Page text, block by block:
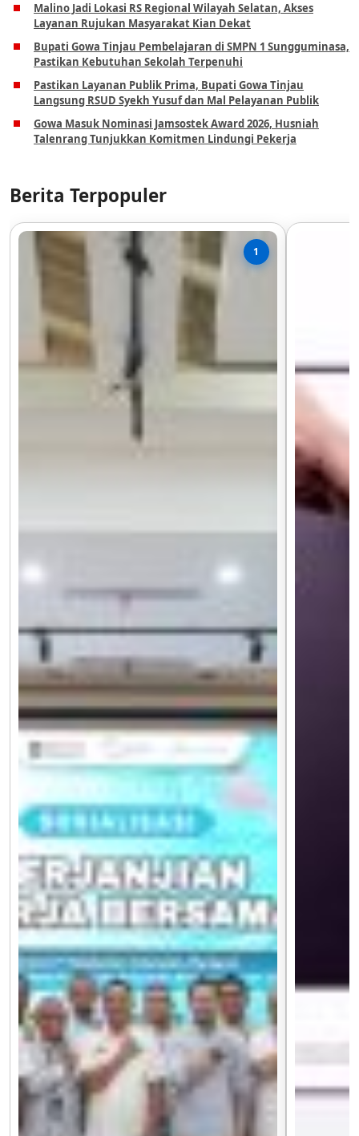
Malino Jadi Lokasi RS Regional Wilayah Selatan, Akses
Layanan Rujukan Masyarakat Kian Dekat
Bupati Gowa Tinjau Pembelajaran di SMPN 1 Sungguminasa,
Pastikan Kebutuhan Sekolah Terpenuhi
Pastikan Layanan Publik Prima, Bupati Gowa Tinjau
Langsung RSUD Syekh Yusuf dan Mal Pelayanan Publik
Gowa Masuk Nominasi Jamsostek Award 2026, Husniah
Talenrang Tunjukkan Komitmen Lindungi Pekerja
Berita Terpopuler
1